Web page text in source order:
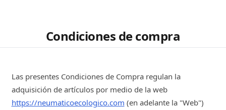
Condiciones de compra
Las presentes Condiciones de Compra regulan la
adquisición de artículos por medio de la web
https://neumaticoecologico.com (en adelante la "Web")